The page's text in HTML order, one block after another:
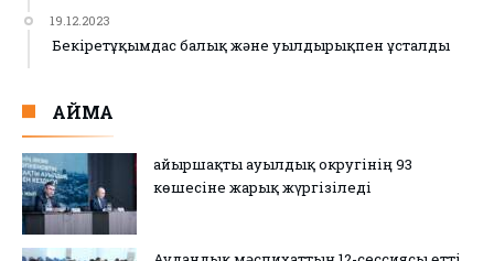
19.12.2023
Бекіретұқымдас балық және уылдырықпен ұсталды
АЙМАҚ
Қайыршақты ауылдық округінің 93
көшесіне жарық жүргізіледі